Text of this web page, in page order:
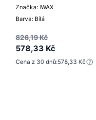
Značka: IWAX
Barva: Bílá
826,19 Kč
578,33 Kč
Cena z 30 dnů:578,33 Kč